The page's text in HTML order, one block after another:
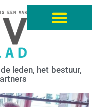
leden, het bestuur,